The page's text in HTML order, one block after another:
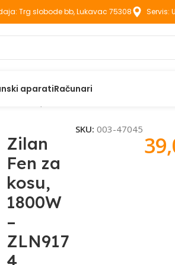
Trg slobode bb, Lukavac 75308 Servis:
aparatiRačunari
Zilan
Fen za
kosu,
1800W
–
ZLN917
4
SKU:003-47045